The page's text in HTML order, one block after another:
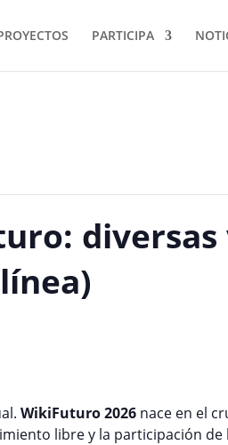
PARTICIPA
WikiFuturo 2026 nace en el
libre y la participación de